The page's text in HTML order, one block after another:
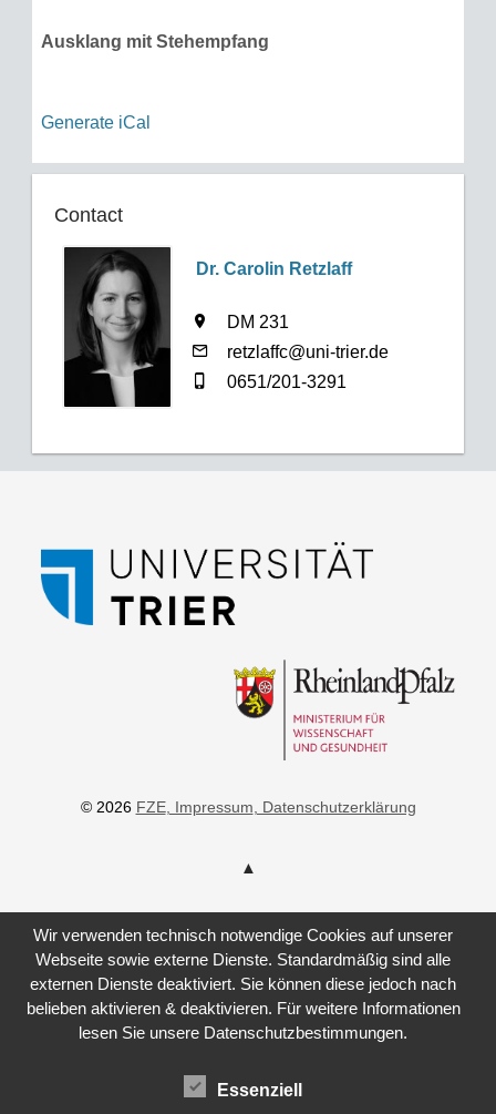
Ausklang mit Stehempfang
Generate iCal
Contact
Dr. Carolin Retzlaff
DM 231
retzlaffc@uni-trier.de
0651/201-3291
© 2026 FZE, Impressum, Datenschutzerklärung
Wir verwenden technisch notwendige Cookies auf unserer
Webseite sowie externe Dienste. Standardmäßig sind alle
externen Dienste deaktiviert. Sie können diese jedoch nach
belieben aktivieren & deaktivieren. Für weitere Informationen
lesen Sie unsere Datenschutzbestimmungen.
Essenziell